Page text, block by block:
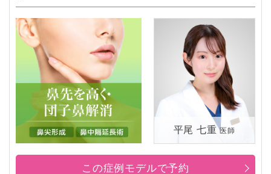
平尾 七重 医師
この症例モデルで予約